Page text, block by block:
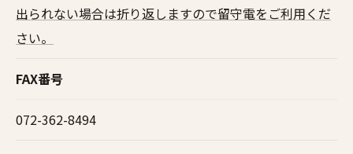
​​出られない場合は折り返しますので留守電をご利用くだ
さい。
FAX番号
072-362-8494